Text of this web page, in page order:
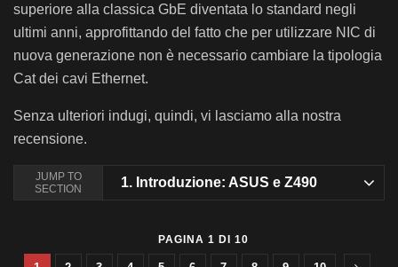
superiore alla classica GbE diventata lo standard negli
ultimi anni, approfittando del fatto che per utilizzare NIC di
nuova generazione non è necessario cambiare la tipologia
Cat dei cavi Ethernet.
Senza ulteriori indugi, quindi, vi lasciamo alla nostra
recensione.
JUMP TO
SECTION
1. Introduzione: ASUS e Z490
PAGINA 1 DI 10